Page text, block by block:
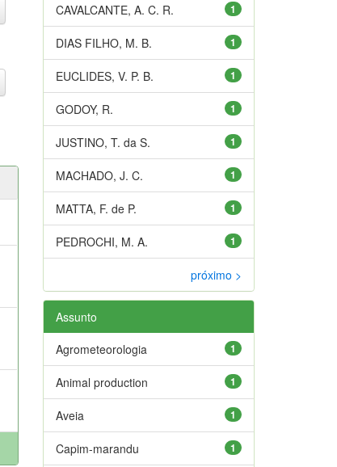
1
CAVALCANTE, A. C. R.
1
DIAS FILHO, M. B.
1
EUCLIDES, V. P. B.
1
GODOY, R.
1
JUSTINO, T. da S.
1
MACHADO, J. C.
1
MATTA, F. de P.
1
PEDROCHI, M. A.
próximo >
Assunto
1
Agrometeorologia
1
Animal production
1
Aveia
1
Capim-marandu